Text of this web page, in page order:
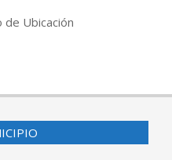
de Ubicación